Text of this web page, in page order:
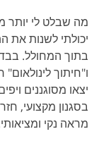
מה שבלט לי יותר
יכולתי לשנות את
בתוך המחולל.
ו"חיתוך
יצאו מסוגננים
בסגנון מקצועי,
מראה נקי